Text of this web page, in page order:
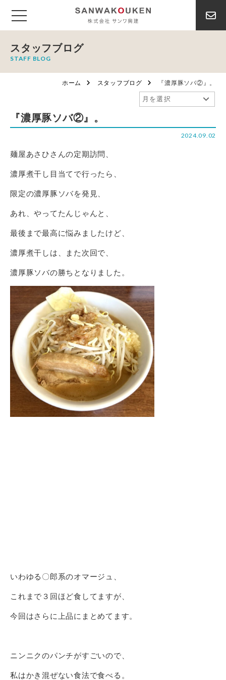
スタッフブログ
STAFF BLOG
ホーム スタッフブログ 『濃厚豚ソバ②』。
『濃厚豚ソバ②』。
2024.09.02
麺屋あさひさんの定期訪問、
濃厚煮干し目当てで行ったら、
限定の濃厚豚ソバを発見、
あれ、やってたんじゃんと、
最後まで最高に悩みましたけど、
濃厚煮干しは、また次回で、
濃厚豚ソバの勝ちとなりました。
いわゆる〇郎系のオマージュ、
これまで３回ほど食してますが、
今回はさらに上品にまとめてます。
ニンニクのパンチがすごいので、
私はかき混ぜない食法で食べる。